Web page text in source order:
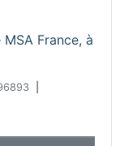
France, à